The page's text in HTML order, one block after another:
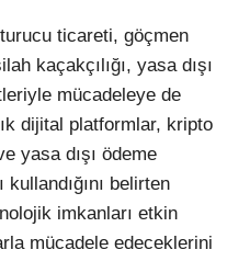
ticareti, göçmen
kaçakçılığı, yasa dışı
mücadeleye de
dijital platformlar, kripto
yasa dışı ödeme
belirten
imkanları etkin
mücadele edeceklerini